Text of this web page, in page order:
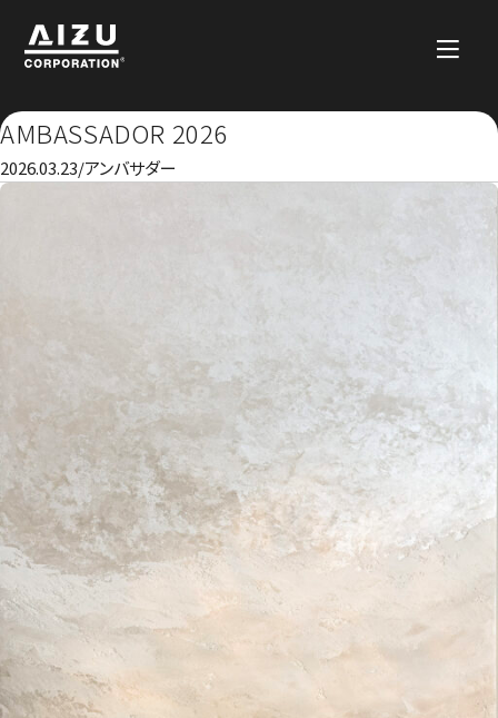
AMBASSADOR 2026
2026.03.23/アンバサダー